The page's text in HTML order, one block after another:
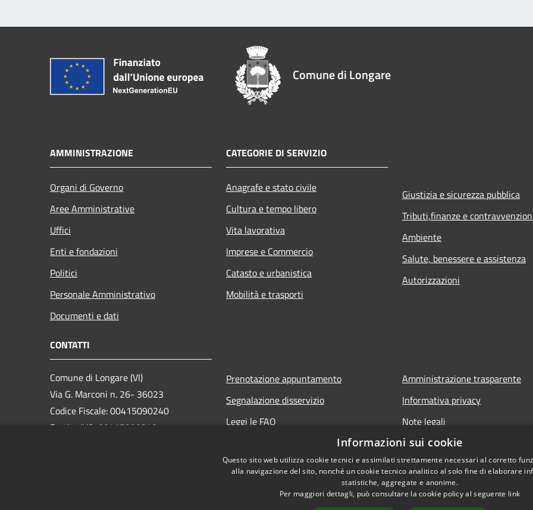
Comune di Longare
AMMINISTRAZIONE
Organi di Governo
Aree Amministrative
Uffici
Enti e fondazioni
Politici
Personale Amministrativo
Documenti e dati
CATEGORIE DI SERVIZIO
Anagrafe e stato civile
Cultura e tempo libero
Vita lavorativa
Imprese e Commercio
Catasto e urbanistica
Mobilità e trasporti
Giustizia e sicurezza pubblica
Tributi,finanze e
Ambiente
Salute, benessere e assistenza
Autorizzazioni
CONTATTI
Comune di Longare (VI)
Via G. Marconi n. 26- 36023
Codice Fiscale: 00415090240
Partita IVA: 00415090240
Prenotazione appuntamento
Segnalazione disservizio
Leggi le FAQ
Amministrazione trasparente
Informativa privacy
Note legali
Dichiarazione di accessibilità
Informazioni sui cookie
Questo sito web utilizza cookie tecnici e assimilati strettamente necessari al corretto
alla navigazione del sito, nonché un cookie tecnico analitico al solo fine di elaborare
statistiche, aggregate e anonime.
Per maggiori dettagli, può consultare la cookie policy al seguente link